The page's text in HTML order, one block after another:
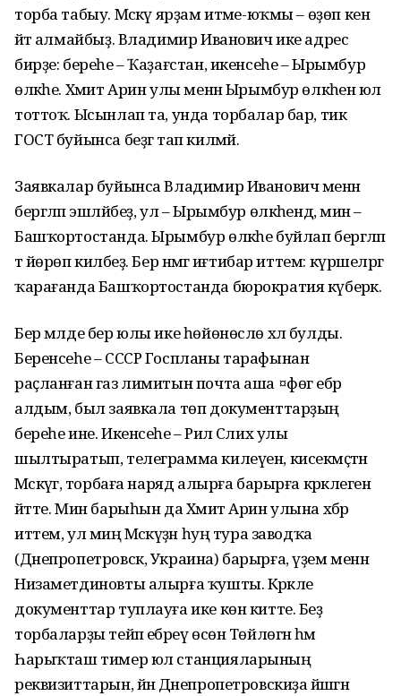
торба табыу. Мәскәү ярҙам итәме-юҡмы – өҙөп кенә
әйтә алмайбыҙ. Владимир Иванович ике адрес
бирҙе: береһе – Ҡаҙағстан, икенсеһе – Ырымбур
өлкәһе. Хәмит Арин улы менән Ырымбур өлкәһенә юл
тоттоҡ. Ысынлап та, унда торбалар бар, тик
ГОСТ буйынса беҙгә тап килмәй.
Заявкалар буйынса Владимир Иванович менән
бергәләп эшләйбеҙ, ул – Ырымбур өлкәһендә, мин –
Башҡортостанда. Ырымбур өлкәһе буйлап бергәләп
тә йөрөп киләбеҙ. Бер нәмәгә иғтибар иттем: күршеләргә
ҡарағанда Башҡортостанда бюрократия күберәк.
Бер мәлде бер юлы ике һөйөнөслө хәл булды.
Беренсеһе – СССР Госпланы тарафынан
раҫланған газ лимитын почта аша ¤фөгә ебәрә
алдым, был заявкала төп документтарҙың
береһе ине. Икенсеһе – Рәил Сәлих улы
шылтыратып, телеграмма килеүен, кисекмәҫтән
Мәскәүгә, торбаға наряд алырға барырға кәрәклеген
әйтте. Мин барыһын да Хәмит Арин улына хәбәр
иттем, ул миңә Мәскәүҙән һуң тура заводҡа
(Днепропетровск, Украина) барырға, үҙем менән
Низаметдиновты алырға ҡушты. Кәрәкле
документтар туплауға ике көн китте. Беҙ
торбаларҙы тейәп ебәреү өсөн Төйлөгән һәм
Һарыҡташ тимер юл станцияларының
реквизиттарын, йәнә Днепропетровскиҙа йәшәгән